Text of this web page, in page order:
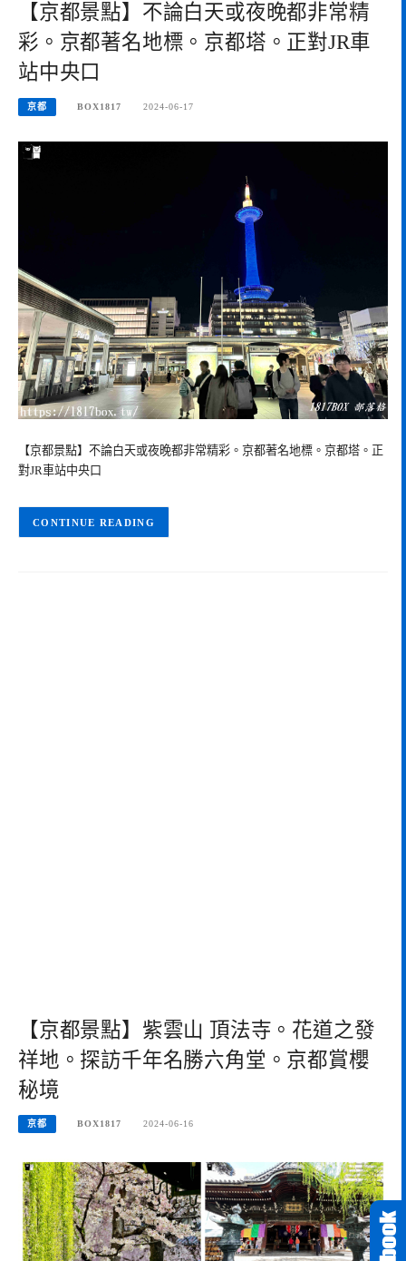
【京都景點】不論白天或夜晚都非常精
彩。京都著名地標。京都塔。正對JR車
站中央口
京都 BOX1817 2024-06-17
【京都景點】不論白天或夜晚都非常精彩。京都著名地標。京都塔。正
對JR車站中央口
CONTINUE READING
【京都景點】紫雲山 頂法寺。花道之發
祥地。探訪千年名勝六角堂。京都賞櫻
秘境
京都 BOX1817 2024-06-16